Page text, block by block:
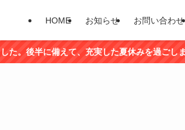
HOME お知らせ お問い合わせ
えて、充実した夏休みを過ごしましょう！